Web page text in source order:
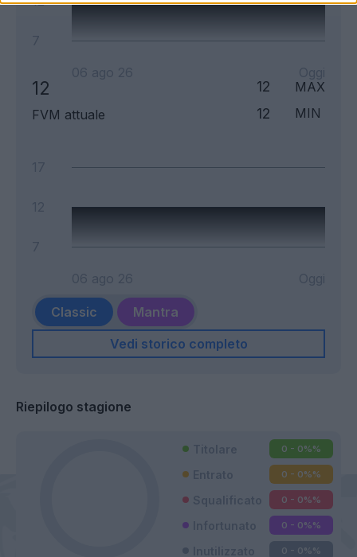
12
FVM attuale
12 MAX
12 MIN
Classic
Mantra
Vedi storico completo
Riepilogo stagione
0 - 0%%
0 - 0%%
0 - 0%%
0 - 0%%
0 - 0%%